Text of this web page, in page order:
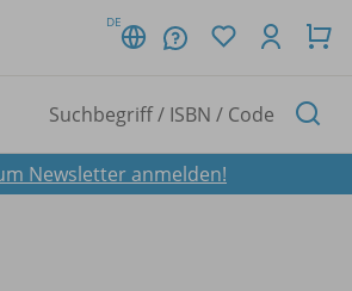
DE
Newsletter anmelden!